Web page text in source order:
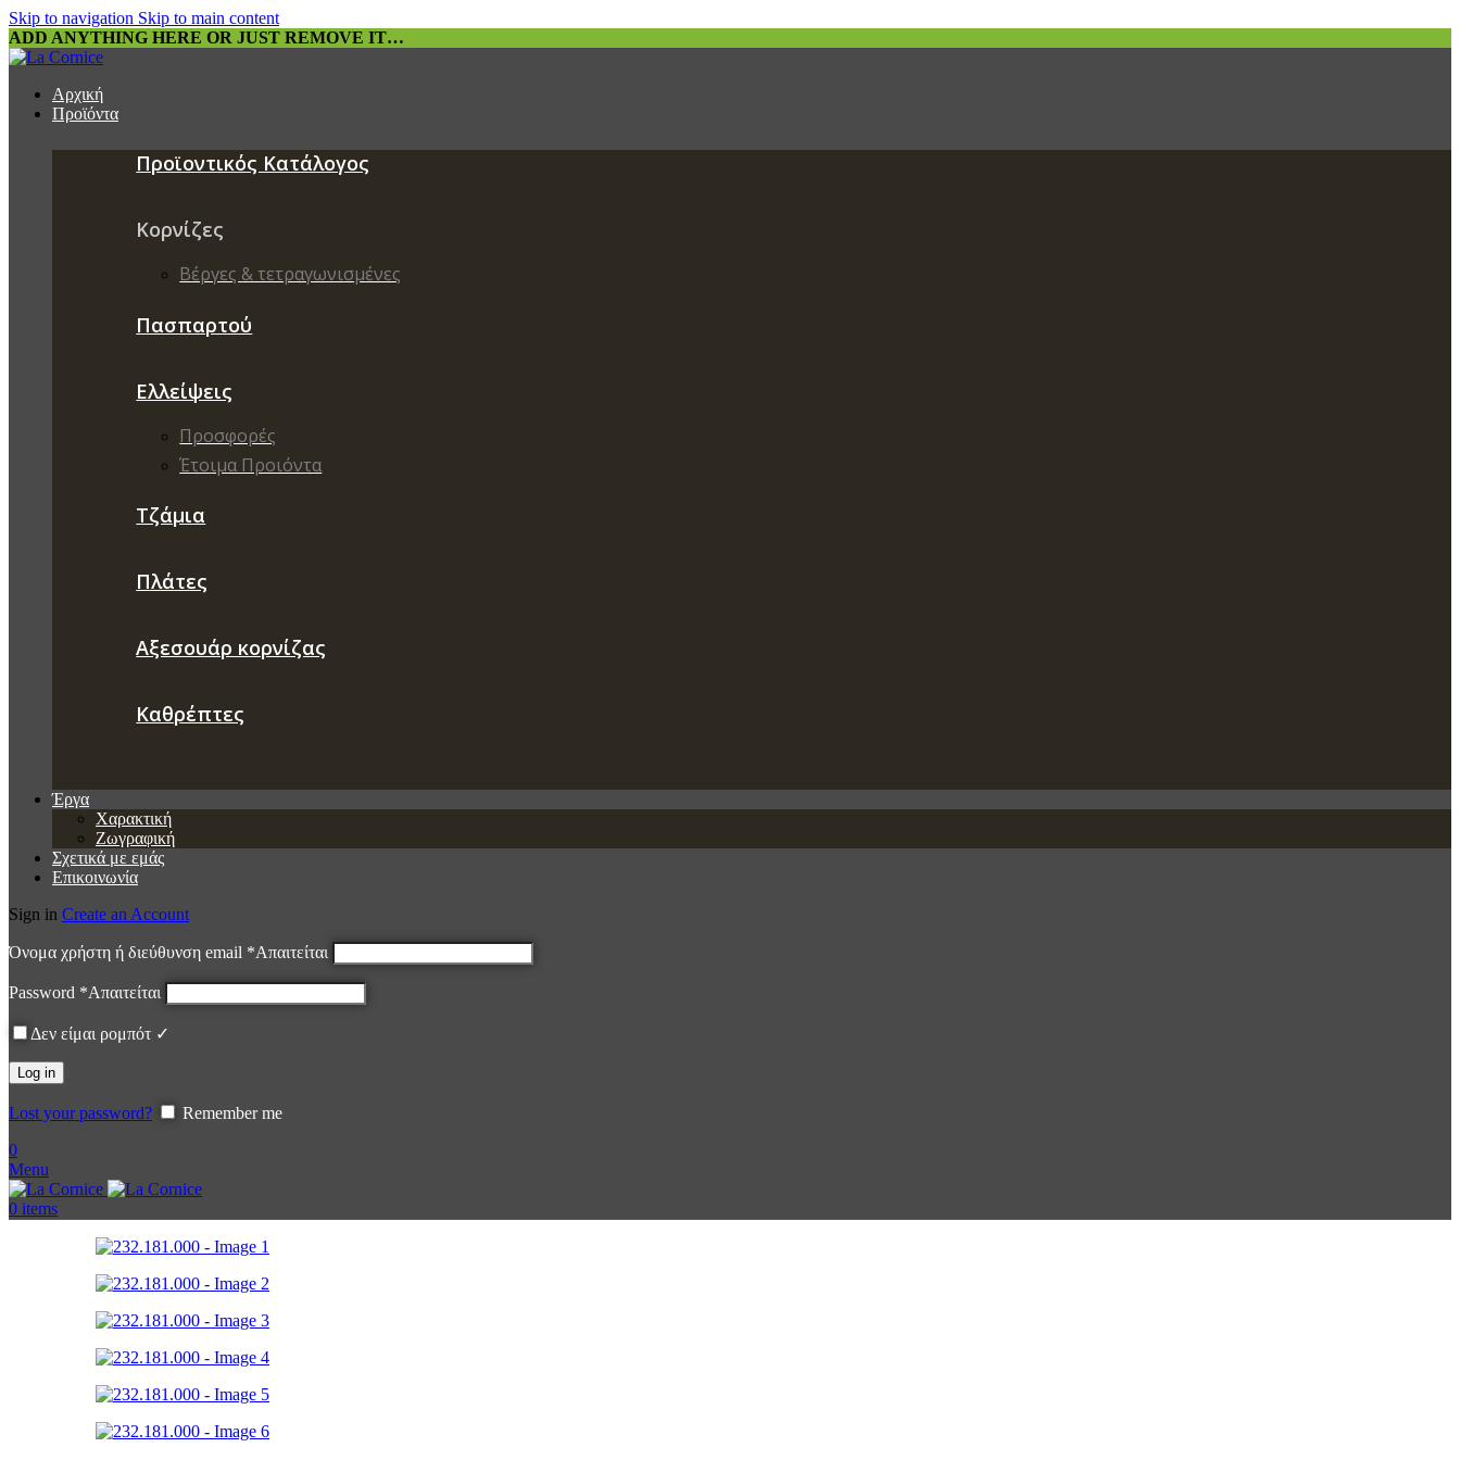
Skip to navigation Skip to main content
ADD ANYTHING HERE OR JUST REMOVE IT…
Αρχική
Προϊόντα
Προϊοντικός Κατάλογος
Κορνίζες
Βέργες & τετραγωνισμένες
Πασπαρτού
Ελλείψεις
Προσφορές
Έτοιμα Προιόντα
Τζάμια
Πλάτες
Αξεσουάρ κορνίζας
Καθρέπτες
Έργα
Χαρακτική
Ζωγραφική
Σχετικά με εμάς
Επικοινωνία
Sign in Create an Account
Όνομα χρήστη ή διεύθυνση email *Απαιτείται
Password *Απαιτείται
Δεν είμαι ρομπότ ✓
Log in
Lost your password?
Remember me
0
Menu
0 items